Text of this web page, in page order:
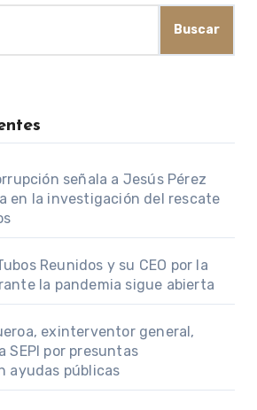
señala a Jesús Pérez
en la investigación del rescate
Reunidos y su CEO por la
la pandemia sigue abierta
exinterventor general,
SEPI por presuntas
ayudas públicas